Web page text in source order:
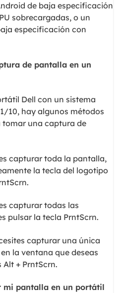
de baja especificación
sobrecargadas, o un
especificación con
de pantalla en un
Dell con un sistema
10, hay algunos métodos
tomar una captura de
capturar toda la pantalla,
la tecla del logotipo
capturar todas las
pulsar la tecla PrntScrn.
capturar una única
la ventana que deseas
+ PrntScrn.
mi pantalla en un portátil